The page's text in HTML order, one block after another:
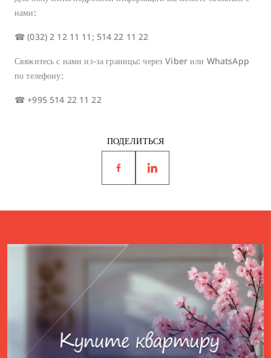
нами:
☎ (032) 2 12 11 11; 514 22 11 22
Свяжитесь с нами из-за границы: через Viber или WhatsApp
по телефону:
☎ +995 514 22 11 22
ПОДЕЛИТЬСЯ